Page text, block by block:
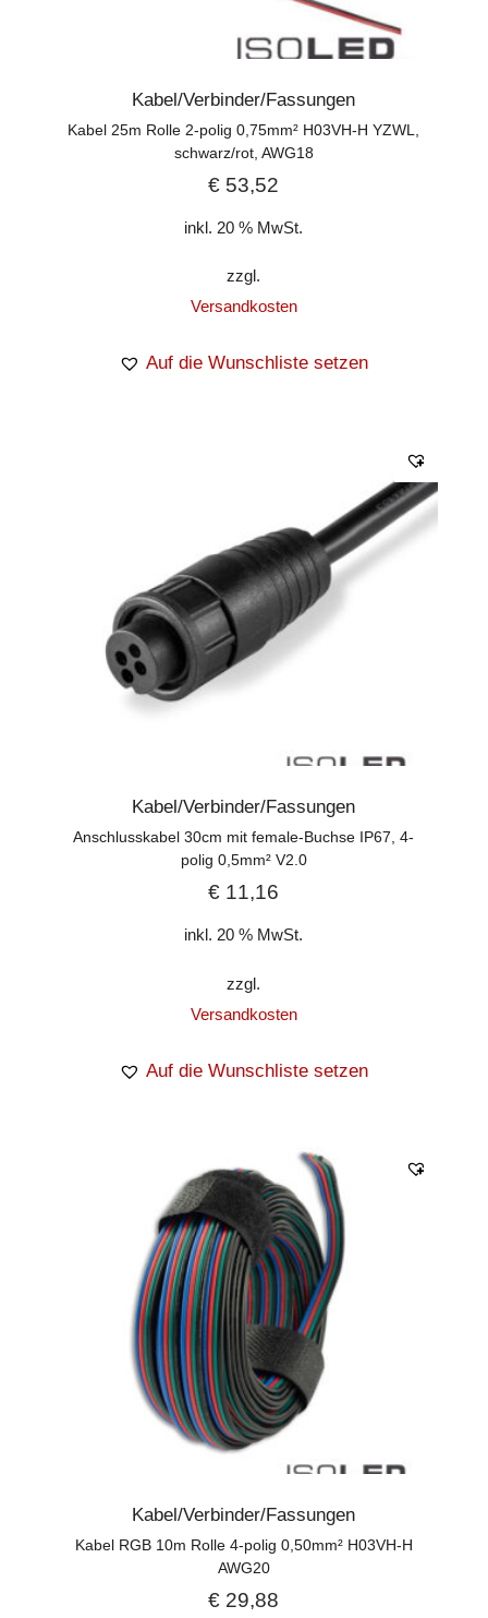
Kabel/Verbinder/Fassungen
Kabel 25m Rolle 2-polig 0,75mm² H03VH-H YZWL,
schwarz/rot, AWG18
€ 53,52
inkl. 20 % MwSt.
zzgl.
Versandkosten
Auf die Wunschliste setzen
Kabel/Verbinder/Fassungen
Anschlusskabel 30cm mit female-Buchse IP67, 4-
polig 0,5mm² V2.0
€ 11,16
inkl. 20 % MwSt.
zzgl.
Versandkosten
Auf die Wunschliste setzen
Kabel/Verbinder/Fassungen
Kabel RGB 10m Rolle 4-polig 0,50mm² H03VH-H
AWG20
€ 29,88